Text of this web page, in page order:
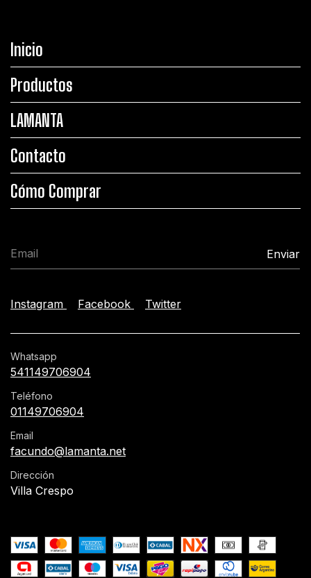
Inicio
Productos
LAMANTA
Contacto
Cómo Comprar
Instagram Facebook Twitter
Whatsapp
541149706904
Teléfono
01149706904
Email
facundo@lamanta.net
Dirección
Villa Crespo